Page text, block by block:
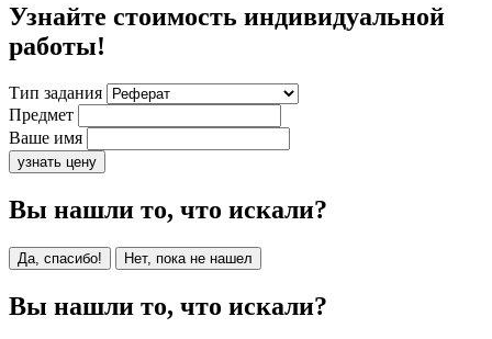
Узнайте стоимость индивидуальной
работы!
Тип задания
Предмет
Ваше имя
узнать цену
Вы нашли то, что искали?
Да, спасибо! Нет, пока не нашел
Вы нашли то, что искали?